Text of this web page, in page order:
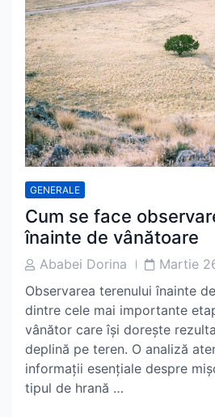
GENERALE
Cum se face
înainte de vânătoare
PostAbabei Dorina
PostMartie
Observarea terenului înainte
dintre cele mai importante
vânător care își dorește
deplină pe teren. O analiză
informații esențiale despre
tipul de hrană …